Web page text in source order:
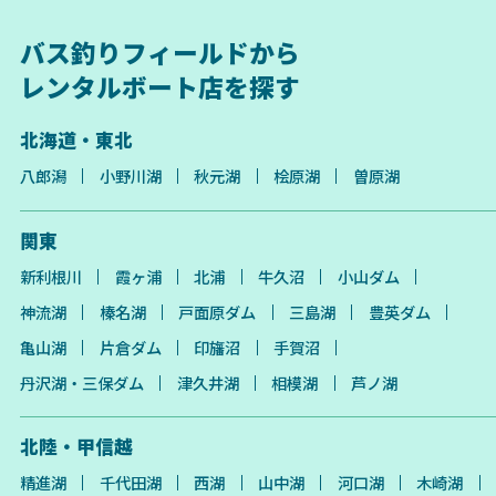
バス釣りフィールドから
レンタルボート店を探す
北海道・東北
八郎潟 小野川湖 秋元湖 桧原湖 曽原湖
関東
新利根川 霞ヶ浦 北浦 牛久沼
小山ダム
神流湖
榛名湖 戸面原ダム 三島湖
豊英ダム
亀山湖
片倉ダム 印旛沼
手賀沼
丹沢湖・三保ダム
津久井湖 相模湖 芦ノ湖
北陸・甲信越
精進湖 千代田湖 西湖 山中湖 河口湖 木崎湖